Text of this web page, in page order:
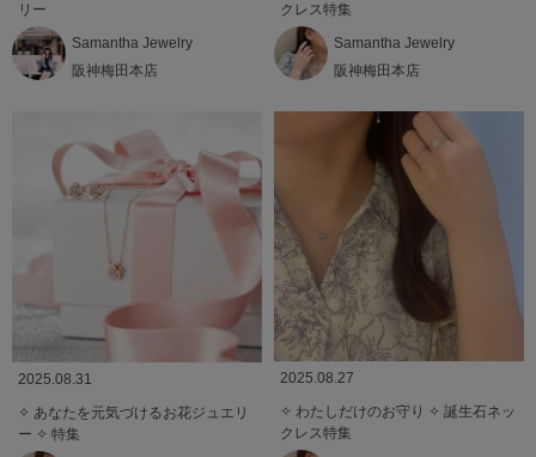
リー
Samantha Jewelry
阪神梅田本店
クレス特集
Samantha Jewelry
阪神梅田本店
2025.08.31
✧ あなたを元気づけるお花ジュエリ
ー ✧ 特集
2025.08.27
✧ わたしだけのお守り ✧ 誕生石ネッ
クレス特集